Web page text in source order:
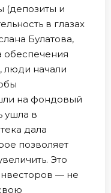
(депозиты и
в глазах
Булатова,
обеспечения
люди начали
на фондовый
ушла в
дала
позволяет
Это
— не